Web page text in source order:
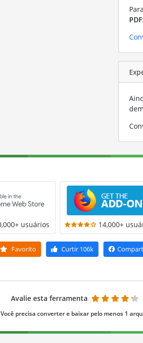
PDF:
usuários 14,000+
Favorito Curtir106k
Avalie esta ferramenta
Você precisa converter e baixar pelo menos 1